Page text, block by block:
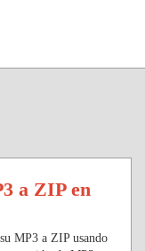
a ZIP en
MP3 a ZIP usando